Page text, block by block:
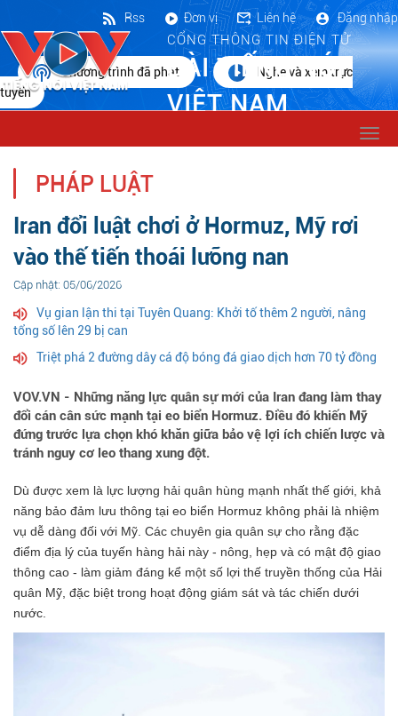
CỔNG THÔNG TIN ĐIỆN TỬ
ĐÀI TIẾNG NÓI
VIỆT NAM
Đăng nhập
Liên hệ
Đơn vị
Rss
Chương trình đã phát
Nghe và xem trực
tuyến
PHÁP LUẬT
Iran đổi luật chơi ở Hormuz, Mỹ rơi
vào thế tiến thoái lưỡng nan
Cập nhật: 05/06/2026
Vụ gian lận thi tại Tuyên Quang: Khởi tố thêm 2 người, nâng
tổng số lên 29 bị can
Triệt phá 2 đường dây cá độ bóng đá giao dịch hơn 70 tỷ đồng
VOV.VN - Những năng lực quân sự mới của Iran đang làm thay
đổi cán cân sức mạnh tại eo biển Hormuz. Điều đó khiến Mỹ
đứng trước lựa chọn khó khăn giữa bảo vệ lợi ích chiến lược và
tránh nguy cơ leo thang xung đột.
Dù được xem là lực lượng hải quân hùng mạnh nhất thế giới, khả
năng bảo đảm lưu thông tại eo biển Hormuz không phải là nhiệm
vụ dễ dàng đối với Mỹ. Các chuyên gia quân sự cho rằng đặc
điểm địa lý của tuyến hàng hải này - nông, hẹp và có mật độ giao
thông cao - làm giảm đáng kể một số lợi thế truyền thống của Hải
quân Mỹ, đặc biệt trong hoạt động giám sát và tác chiến dưới
nước.